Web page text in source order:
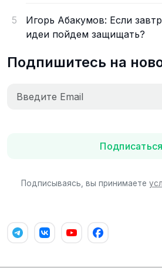
5
Игорь Абакумов: Если
идеи пойдем защищать?
Подпишитесь на
Подписаться
Подписываясь, вы принимаете